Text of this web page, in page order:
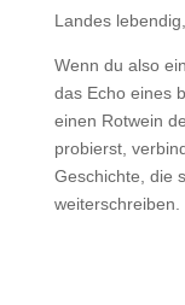
Landes
Wenn du also
das Echo eines
einen Rotwein
probierst,
Geschichte, die
weiterschreiben.